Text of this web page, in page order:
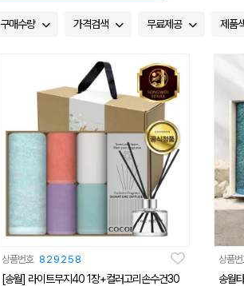
구매수량 가격검색 무료제공 제품
상품번호 829258
[송월] 라이트무지40 1장+컬러고리손수건30
상품
송월